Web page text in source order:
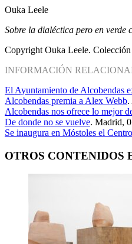
Ouka Leele
Sobre la dialéctica pero en verde
Copyright Ouka Leele.
INFORMACIÓN
El Ayuntamiento de Alcobendas
Alcobendas premia a Alex Webb.
Alcobendas nos ofrece lo mejor
De donde no se vuelve. Madrid,
Se inaugura en Móstoles el
OTROS CONTENIDOS